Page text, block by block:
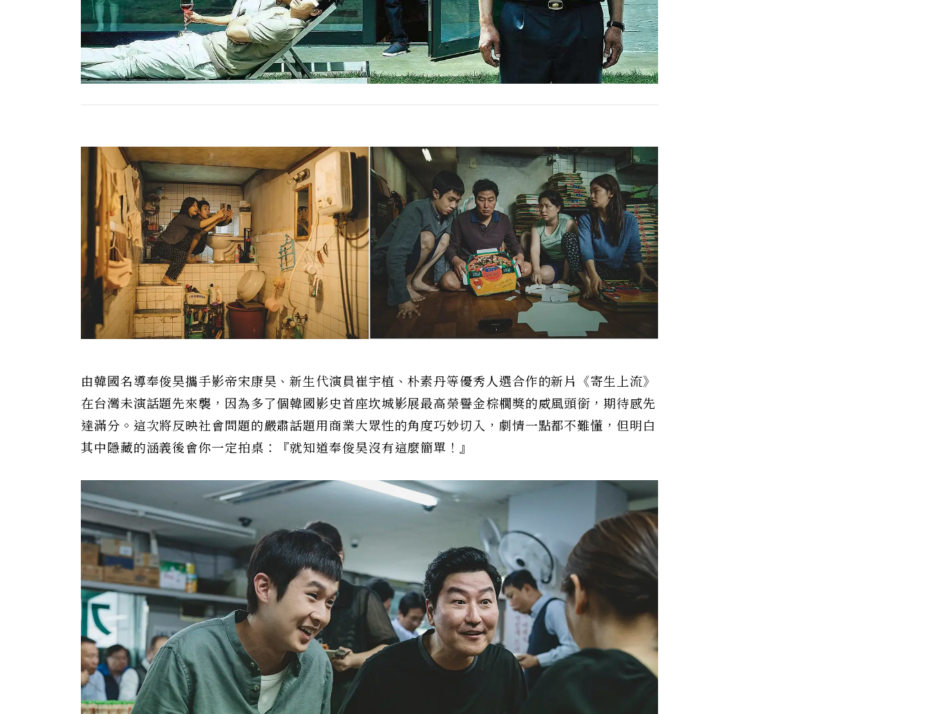
由韓國名導奉俊昊攜手影帝宋康昊、新生代演員崔宇植、朴素丹等優秀人選合作的新片《寄生上流》
在台灣未演話題先來襲，因為多了個韓國影史首座坎城影展最高榮譽金棕櫚獎的威風頭銜，期待感先
達滿分。這次將反映社會問題的嚴肅話題用商業大眾性的角度巧妙切入，劇情一點都不難懂，但明白
其中隱藏的涵義後會你一定拍桌：『就知道奉俊昊沒有這麼簡單！』